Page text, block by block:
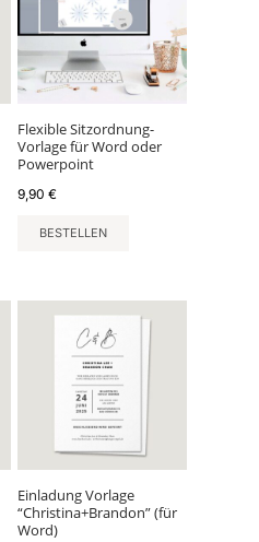
Flexible Sitzordnung-
Vorlage für Word oder
Powerpoint
9,90€
BESTELLEN
Einladung Vorlage
“Christina+Brandon” (für
Word)